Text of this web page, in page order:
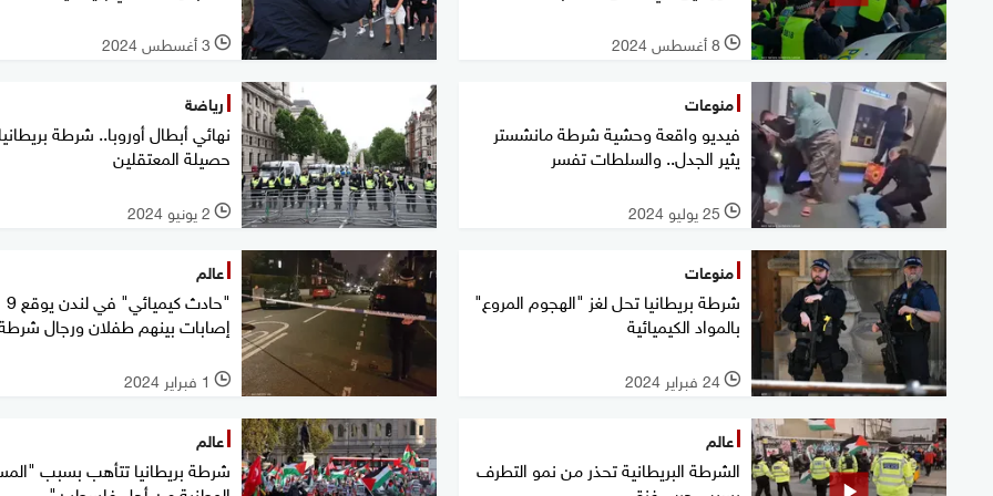
l 8 أغسطس 2024 l 3 أغسطس 2024
منوعات
فيديو واقعة وحشية شرطة مانشستر
يثير الجدل.. والسلطات تفسر
l 25 يوليو 2024
رياضة
نهائي أبطال أوروبا.. شرطة
حصيلة المعتقلين
l 2 يونيو 2024
منوعات
شرطة بريطانيا تحل لغز "الهجوم المروع"
بالمواد الكيميائية
l 24 فبراير 2024
عالم
"حادث كيميائي" في لندن يوقع 9
إصابات بينهم طفلان ورجال
l 1 فبراير 2024
عالم
الشرطة البريطانية تحذر من نمو التطرف
عالم
شرطة بريطانيا تتأهب بسبب